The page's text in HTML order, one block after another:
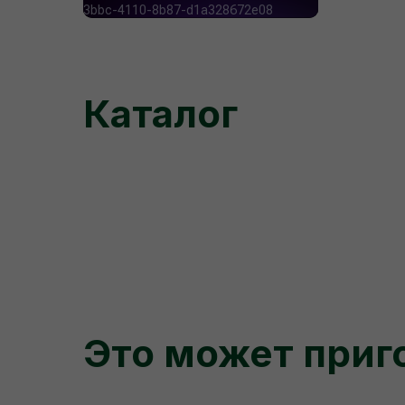
Каталог
Это может